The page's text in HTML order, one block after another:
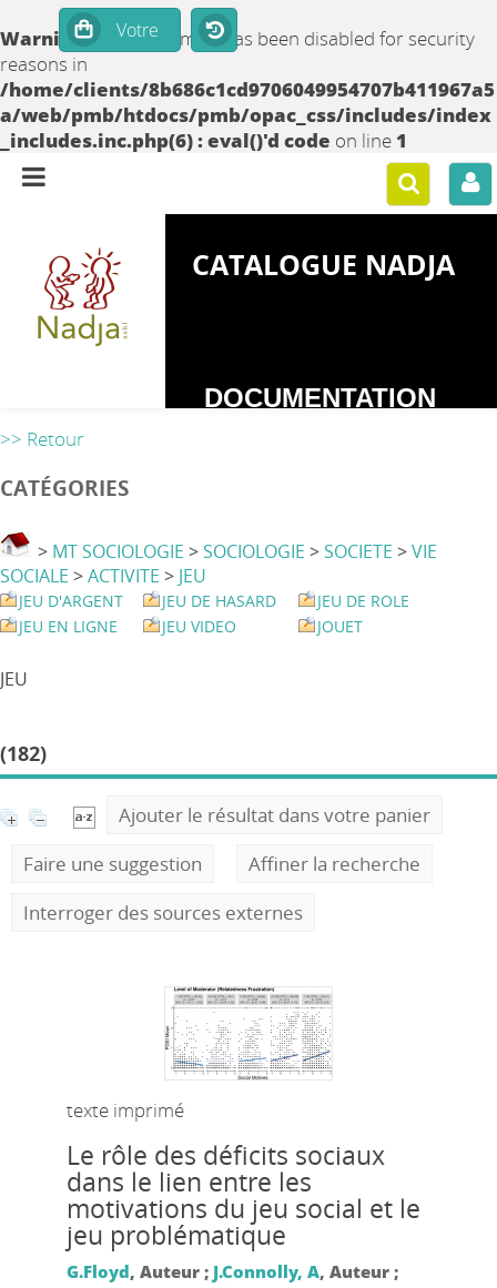
Warning: set_time_limit() has been disabled for security
reasons in
/home/clients/8b686c1cd9706049954707b411967a5
a/web/pmb/htdocs/pmb/opac_css/includes/index
_includes.inc.php(6) : eval()'d code on line 1
CATALOGUE NADJA
DOCUMENTATION
>> Retour
CATÉGORIES
> MT SOCIOLOGIE > SOCIOLOGIE > SOCIETE >VIE
SOCIALE >ACTIVITE > JEU
JEU D'ARGENT JEU DE HASARD
JEU DE ROLE
JEU EN LIGNE
JEU VIDEO JOUET
JEU
(182)
Ajouter le résultat dans votre panier
Faire une suggestion
Affiner la recherche
Interroger des sources externes
texte imprimé
Le rôle des déficits sociaux
dans le lien entre les
motivations du jeu social et le
jeu problématique
G.Floyd, Auteur ; J.Connolly, A, Auteur ;